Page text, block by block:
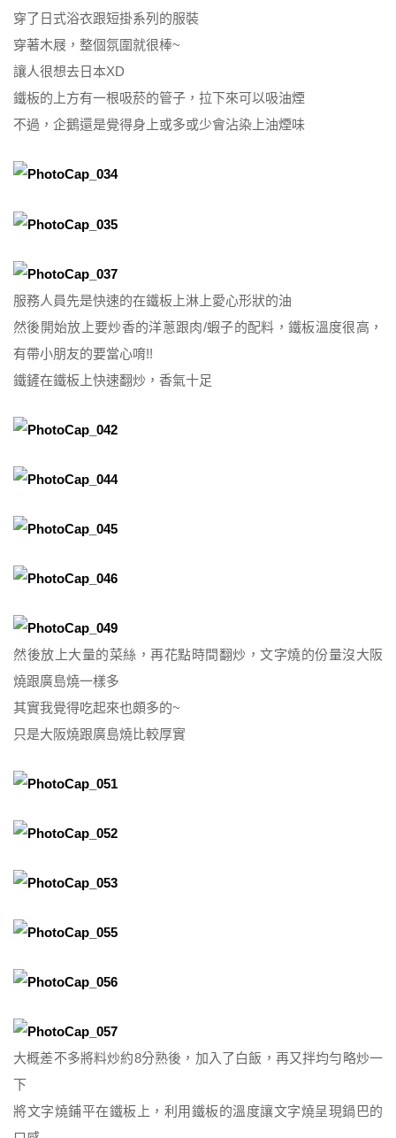
穿了日式浴衣跟短掛系列的服裝
穿著木屐，整個氛圍就很棒~
讓人很想去日本XD
鐵板的上方有一根吸菸的管子，拉下來可以吸油煙
不過，企鵝還是覺得身上或多或少會沾染上油煙味
服務人員先是快速的在鐵板上淋上愛心形狀的油
然後開始放上要炒香的洋蔥跟肉/蝦子的配料，鐵板溫度很高，
有帶小朋友的要當心唷!!
鐵鏟在鐵板上快速翻炒，香氣十足
然後放上大量的菜絲，再花點時間翻炒，文字燒的份量沒大阪
燒跟廣島燒一樣多
其實我覺得吃起來也頗多的~
只是大阪燒跟廣島燒比較厚實
大概差不多將料炒約8分熟後，加入了白飯，再又拌均勻略炒一
下
將文字燒鋪平在鐵板上，利用鐵板的溫度讓文字燒呈現鍋巴的